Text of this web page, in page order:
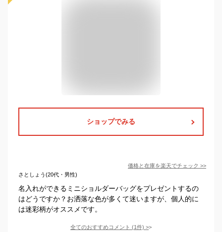
ショップでみる
価格と在庫を楽天でチェック >>
さとしょう(20代・男性)
名入れができるミニショルダーバッグをプレゼントするの
はどうですか？お洒落な色が多くて迷いますが、個人的に
は迷彩柄がオススメです。
全てのおすすめコメント (1件) >